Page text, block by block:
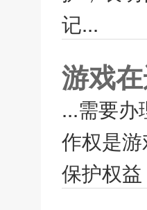
记...
游戏
...需要
作权是
保护权